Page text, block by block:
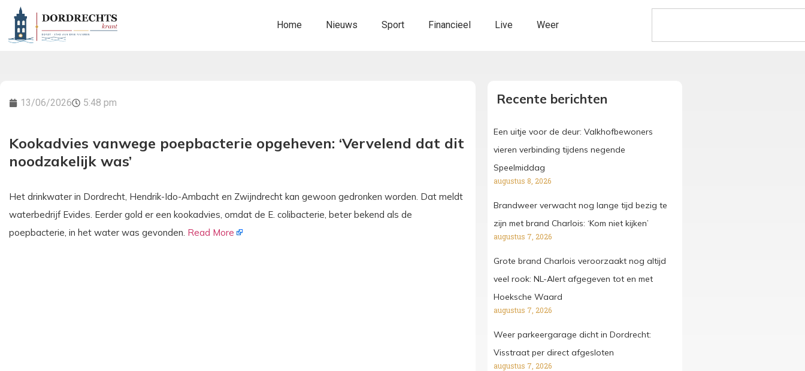
Home Nieuws Sport Financieel Live Weer
13/06/2026 5:48 pm
Kookadvies vanwege poepbacterie opgeheven: ‘Vervelend dat dit
noodzakelijk was’
Het drinkwater in Dordrecht, Hendrik-Ido-Ambacht en Zwijndrecht kan gewoon gedronken worden. Dat meldt
waterbedrijf Evides. Eerder gold er een kookadvies, omdat de E. colibacterie, beter bekend als de
poepbacterie, in het water was gevonden. Read More
Recente berichten
Een uitje voor de deur: Valkhofbewoners
vieren verbinding tijdens negende
Speelmiddag
augustus 8, 2026
Brandweer verwacht nog lange tijd bezig te
zijn met brand Charlois: ‘Kom niet kijken’
augustus 7, 2026
Grote brand Charlois veroorzaakt nog altijd
veel rook: NL-Alert afgegeven tot en met
Hoeksche Waard
augustus 7, 2026
Weer parkeergarage dicht in Dordrecht:
Visstraat per direct afgesloten
augustus 7, 2026